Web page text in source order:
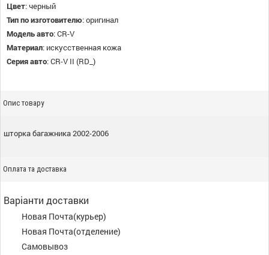
Цвет:черный
Тип по изготовителю:оригинал
Модель авто:CR-V
Материал: искусственная кожа
Серия авто:CR-V II (RD_)
Опис товару
шторка багажника 2002-2006
Оплата та доставка
Варіанти доставки
Новая Почта(курьер)
Новая Почта(отделение)
Самовывоз